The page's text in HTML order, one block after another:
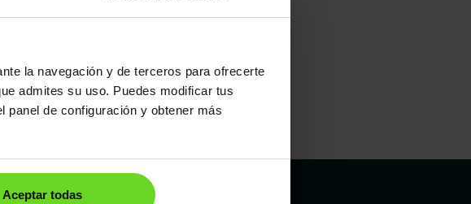
la navegación y de terceros para ofrecerte
admites su uso. Puedes modificar tus
panel de configuración y obtener más
Aceptar todas